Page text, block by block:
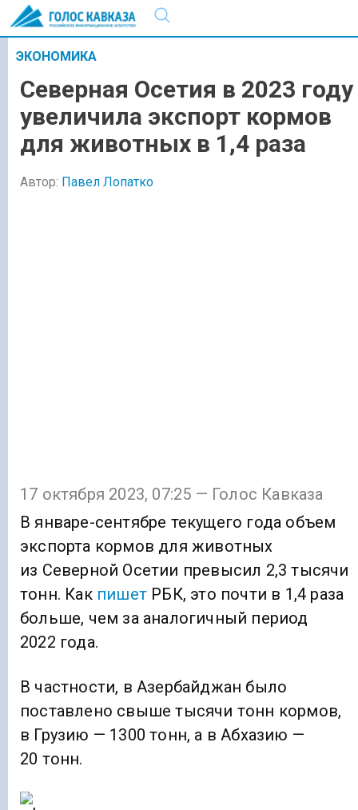
ЭКОНОМИКА
Северная Осетия в 2023 году
увеличила экспорт кормов
для животных в 1,4 раза
Автор: Павел Лопатко
17 октября 2023, 07:25 — Голос Кавказа
В январе-сентябре текущего года объем
экспорта кормов для животных
из Северной Осетии превысил 2,3 тысячи
тонн. Как пишет РБК, это почти в 1,4 раза
больше, чем за аналогичный период
2022 года.
В частности, в Азербайджан было
поставлено свыше тысячи тонн кормов,
в Грузию — 1300 тонн, а в Абхазию —
20 тонн.